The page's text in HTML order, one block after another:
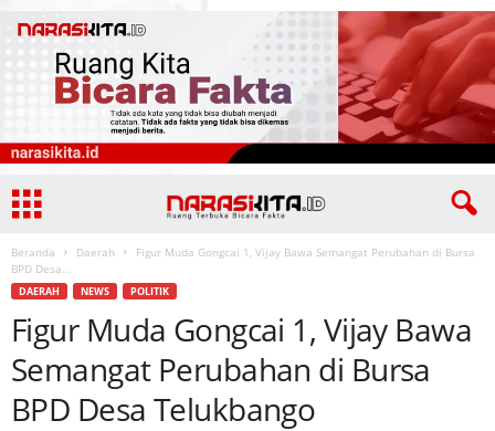
Beranda Daerah
Figur Muda Gongcai 1, Vijay Bawa Semangat Perubahan di Bursa
BPD Desa...
DAERAH NEWS POLITIK
Figur Muda Gongcai 1, Vijay Bawa
Semangat Perubahan di Bursa
BPD Desa Telukbango